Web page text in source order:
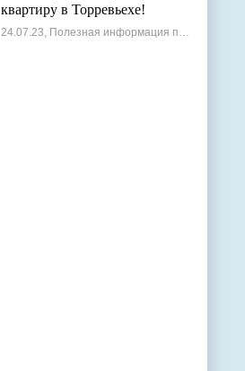
квартиру в Торревьехе!
24.07.23, Полезная информация по недвижимости